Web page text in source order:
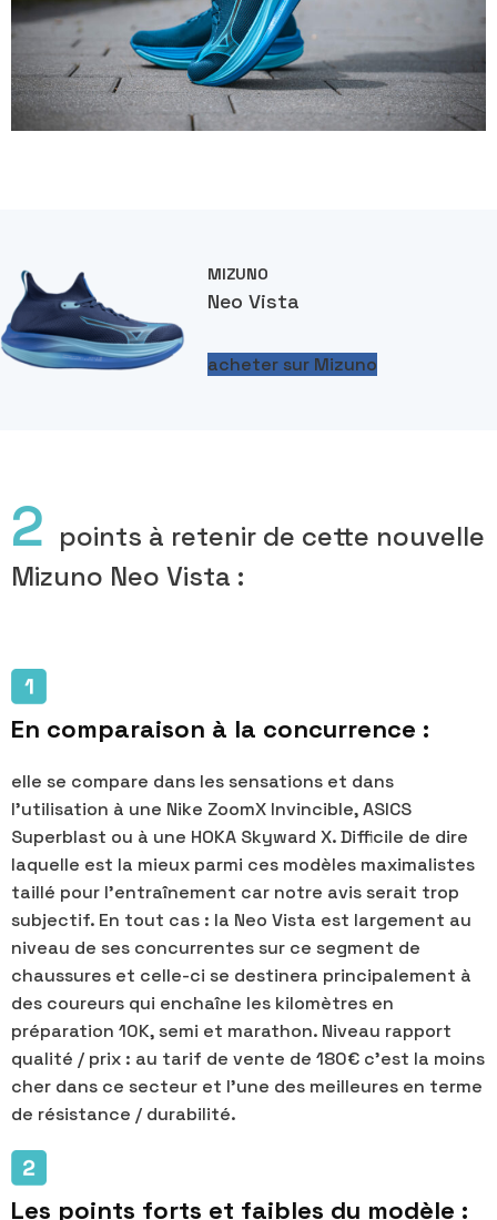
MIZUNO
Neo Vista
acheter sur Mizuno
2 points à retenir de cette nouvelle
Mizuno Neo Vista :
En comparaison à la concurrence :
elle se compare dans les sensations et dans
l’utilisation à une Nike ZoomX Invincible, ASICS
Superblast ou à une HOKA Skyward X. Difficile de dire
laquelle est la mieux parmi ces modèles maximalistes
taillé pour l’entraînement car notre avis serait trop
subjectif. En tout cas : la Neo Vista est largement au
niveau de ses concurrentes sur ce segment de
chaussures et celle-ci se destinera principalement à
des coureurs qui enchaîne les kilomètres en
préparation 10K, semi et marathon. Niveau rapport
qualité / prix : au tarif de vente de 180€ c’est la moins
cher dans ce secteur et l’une des meilleures en terme
de résistance / durabilité.
Les points forts et faibles du modèle :